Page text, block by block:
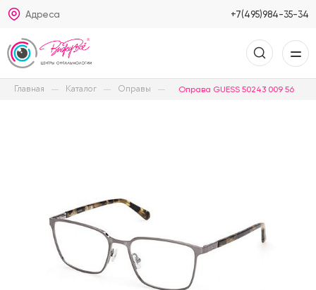
Адреса +7(495)984-35-34
Главная Каталог Оправы Оправа GUESS 50243 009 56